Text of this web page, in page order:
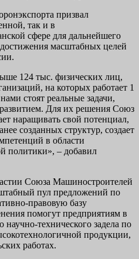
призвал
так и в
сфере для дальнейшего
масштабных целей
124 тыс. физических лиц,
на которых работает 1
стоят реальные задачи,
Для их решения Союз
наращивать свой потенциал,
созданных структур, создает
в области
политики», – добавил
Союза Машиностроителей
пул предложений по
правовую базу
помогут предприятиям в
технического задела по
продукции,
работах.